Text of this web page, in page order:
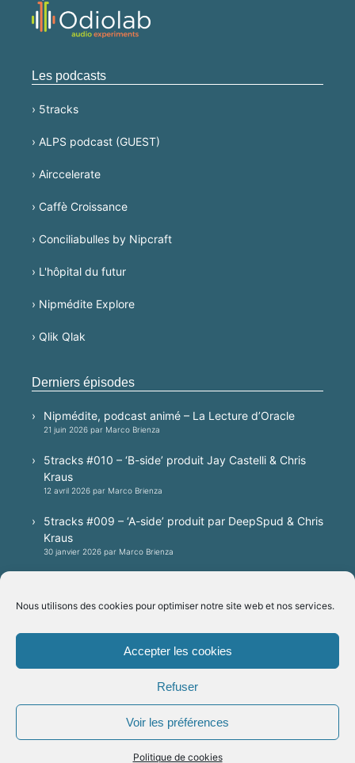
Nous utilisons des cookies pour optimiser notre site web et nos services.
Accepter les cookies
Refuser
Voir les préférences
Politique de cookies
Les podcasts
› 5tracks
› ALPS podcast (GUEST)
› Airccelerate
› Caffè Croissance
› Conciliabulles by Nipcraft
› L'hôpital du futur
› Nipmédite Explore
› Qlik Qlak
Derniers épisodes
Nipmédite, podcast animé – La Lecture d’Oracle
21 juin 2026 par Marco Brienza
5tracks #010 – ‘B-side’ produit Jay Castelli & Chris
Kraus
12 avril 2026 par Marco Brienza
5tracks #009 – ‘A-side’ produit par DeepSpud & Chris
Kraus
30 janvier 2026 par Marco Brienza
20 janvier 2026 par Marco Brienza
Plateformes